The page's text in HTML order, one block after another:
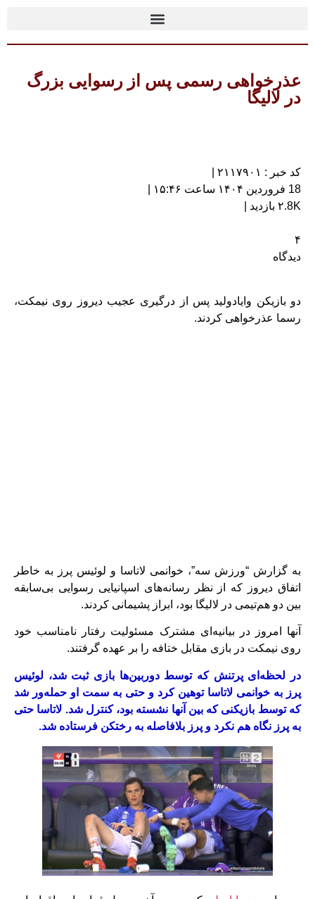
عذرخواهی رسمی پس از رسوایی بزرگ
در لالیگا
کد خبر : ۲۱۱۷۹۰۱ |
18 فروردین ۱۴۰۴ ساعت ۱۵:۴۶ |
۲.8K بازدید |
۴
دیدگاه
دو بازیکن وایادولید پس از درگیری عجیب دیروز روی نیمکت،
رسما عذرخواهی کردند.
به گزارش “ورزش سه”، خوانمی لاتاسا و لوئیس پرز به خاطر
اتفاق دیروز که از نظر رسانه‌های اسپانیایی رسوایی بی‌سابقه
بین دو هم‌تیمی در لالیگا بود، ابراز پشیمانی کردند.
آنها امروز در بیانیه‌ای مشترک مسئولیت رفتار نامناسب خود
روی نیمکت در بازی مقابل ختافه را بر عهده گرفتند.
در لحظه‌ای پرتنش که توسط دوربین‌ها بازی ثبت شد، لوئیس
پرز به خوانمی لاتاسا توهین کرد و حتی به سمت او حمله‌ور شد
که توسط بازیکنی که بین آنها نشسته بود، کنترل شد. لاتاسا حتی
به پرز نگاه هم نکرد و پرز بلافاصله به رختکن فرستاده شد.